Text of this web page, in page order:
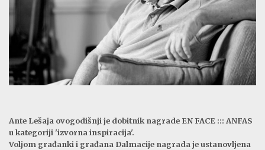
Ante Lešaja ovogodišnji je dobitnik nagrade EN FACE ::: ANFAS
u kategoriji 'izvorna inspiracija'.
Voljom građanki i građana Dalmacije nagrada je ustanovljena